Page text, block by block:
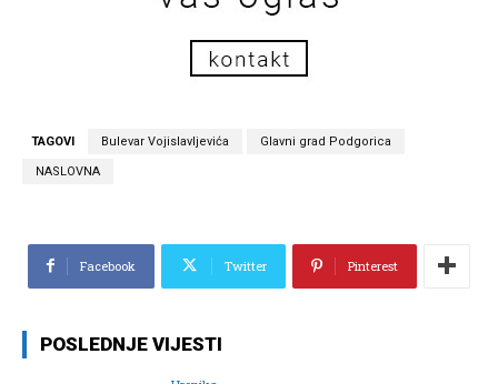
TAGOVI Bulevar Vojislavljevića Glavni grad Podgorica
NASLOVNA
Facebook Twitter Pinterest
POSLEDNJE VIJESTI